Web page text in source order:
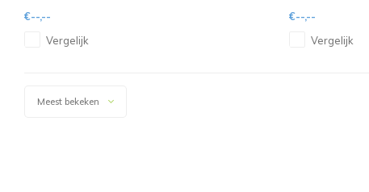
€--,--
Vergelijk
€--,--
Vergelijk
Meest bekeken